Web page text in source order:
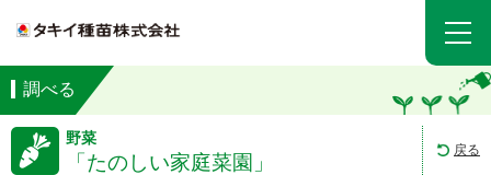
調べる
野菜
「たのしい家庭菜園」
戻る